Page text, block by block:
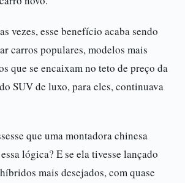
vezes, esse benefício acaba sendo
carros populares, modelos mais
que se encaixam no teto de preço da
SUV de luxo, para eles, continuava
que uma montadora chinesa
lógica? E se ela tivesse lançado
mais desejados, com quase